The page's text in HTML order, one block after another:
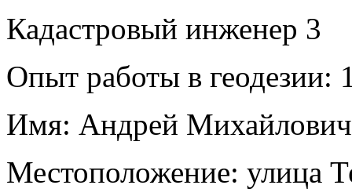
Кадастровый инженер 3
Опыт работы в геодезии:
Имя: Андрей
Местоположение: улица